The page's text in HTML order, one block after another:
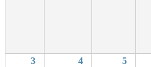
3 4 5